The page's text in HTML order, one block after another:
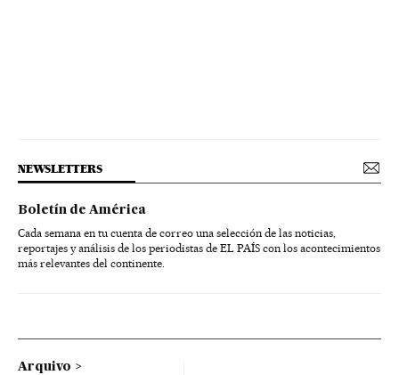
NEWSLETTERS
Boletín de América
Cada semana en tu cuenta de correo una selección de las noticias,
reportajes y análisis de los periodistas de EL PAÍS con los acontecimientos
más relevantes del continente.
Arquivo